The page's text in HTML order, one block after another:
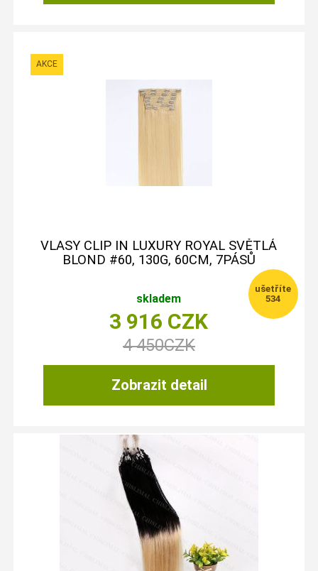
VLASY CLIP IN LUXURY ROYAL SVĚTLÁ
BLOND #60, 130G, 60CM, 7PÁSŮ
skladem
Zobrazit detail
3 916 CZK
534
4 450CZK